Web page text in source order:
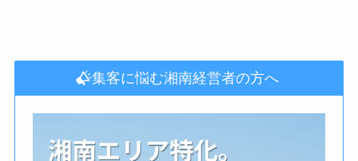
集客に悩む湘南経営者の方へ